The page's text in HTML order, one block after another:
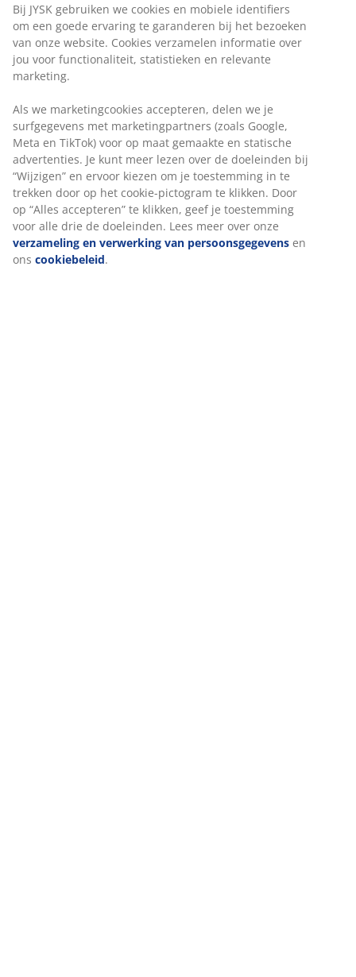
Bij JYSK gebruiken we cookies en mobiele identifiers
om een goede ervaring te garanderen bij het bezoeken
van onze website. Cookies verzamelen informatie over
jou voor functionaliteit, statistieken en relevante
marketing.
Als we marketingcookies accepteren, delen we je
surfgegevens met marketingpartners (zoals Google,
Meta en TikTok) voor op maat gemaakte en statische
advertenties. Je kunt meer lezen over de doeleinden bij
“Wijzigen” en ervoor kiezen om je toestemming in te
trekken door op het cookie-pictogram te klikken. Door
op “Alles accepteren” te klikken, geef je toestemming
voor alle drie de doeleinden. Lees meer over onze
verzameling en verwerking van persoonsgegevens en
ons cookiebeleid.